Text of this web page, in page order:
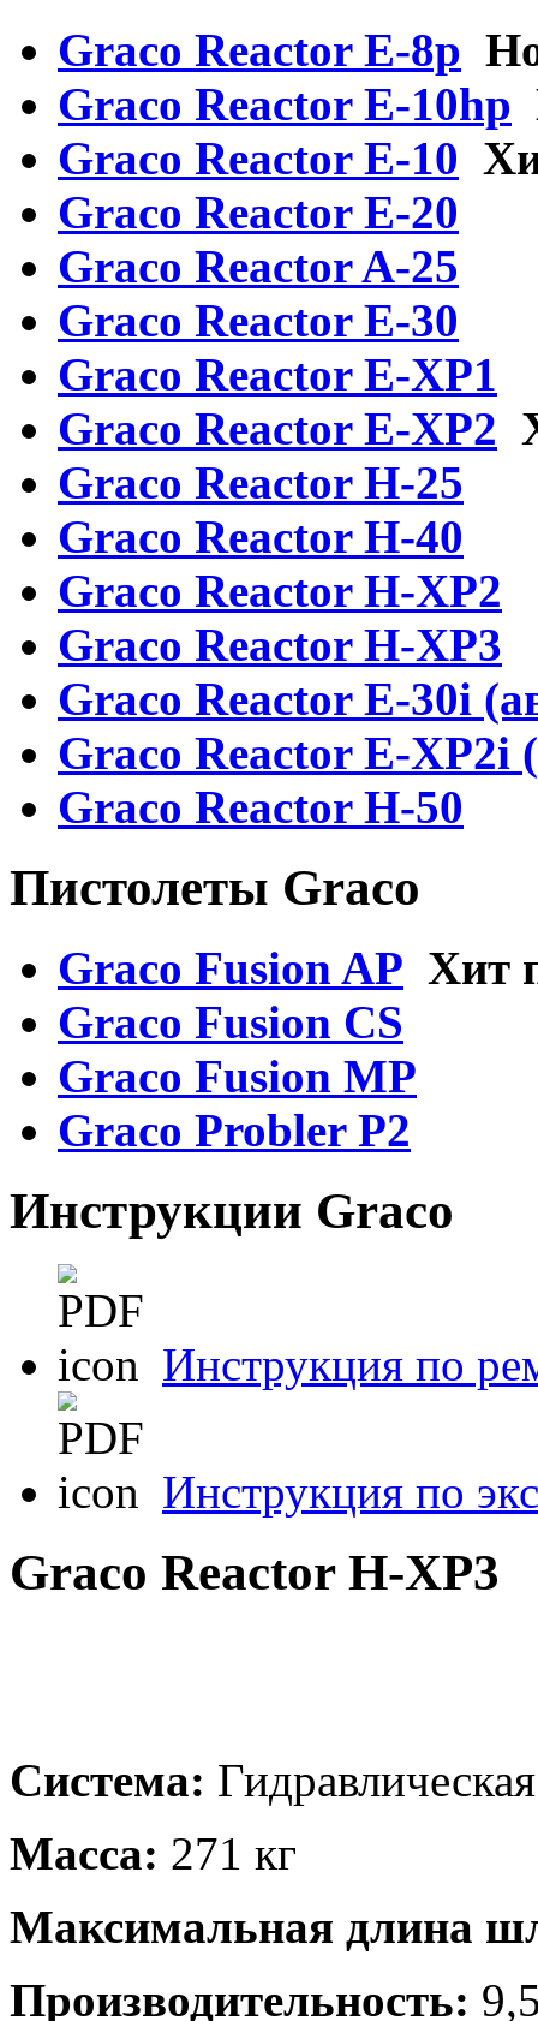
Graco Reactor E-8p
Graco Reactor E-10hp
Graсo Reactor E-10
Graсo Reactor E-20
Graco Reactor A-25
Graсo Reactor E-30
Graсo Reactor E-XP1
Graсo Reactor E-XP2
Graсo Reactor H-25
Graco Reactor H-40
Graсo Reactor H-XP2
Graco Reactor H-XP3
Graco Reactor E-30i
Graco Reactor E-XP2i
Graco Reactor H-50
Пистолеты Graco
Graco Fusion AP Хит
Graco Fusion CS
Graco Fusion MP
Graco Probler P2
Инструкции Graco
Инструкция по
Инструкция по
Graco Reactor H-XP3
Система: Гидравлическая
Масса: 271 кг
Максимальная длина
Производительность: